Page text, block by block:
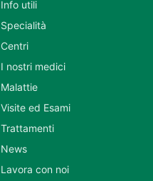
Info utili
Specialità
Centri
I nostri medici
Malattie
Visite ed Esami
Trattamenti
News
Lavora con noi